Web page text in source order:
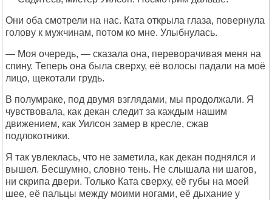
Они оба смотрели на нас. Ката открыла глаза, повернула
голову к мужчинам, потом ко мне. Улыбнулась.
— Моя очередь, — сказала она, переворачивая меня на
спину. Теперь она была сверху, её волосы падали на моё
лицо, щекотали грудь.
В полумраке, под двумя взглядами, мы продолжали. Я
чувствовала, как декан следит за каждым нашим
движением, как Уилсон замер в кресле, сжав
подлокотники.
Я так увлеклась, что не заметила, как декан поднялся и
вышел. Бесшумно, словно тень. Не слышала ни шагов,
ни скрипа двери. Только Ката сверху, её губы на моей
шее, её пальцы между моими ногами, её дыхание у